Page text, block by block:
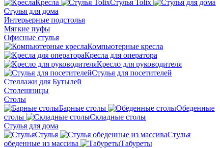
Кресла
Стулья Tolix
Стулья для дома
Интерьерные подстолья
Мягкие пуфы
Офисные стулья
Компьютерные кресла
Кресла для оператора
Кресло для руководителя
Стулья для посетителей
Стеллажи для Бутылей
Столешницы
Столы
Барные столы
Обеденные
столы
Складные столы
Стулья для дома
Стулья
Стулья
обеденные из маcсива
Табуреты